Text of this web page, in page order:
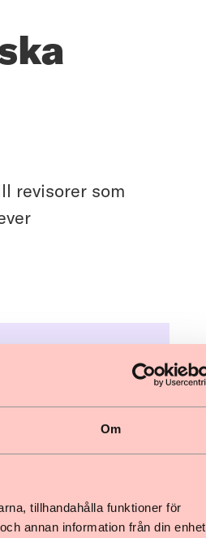
Om
tillhandahålla funktioner för
annan information från din enhet
revisorer som
)